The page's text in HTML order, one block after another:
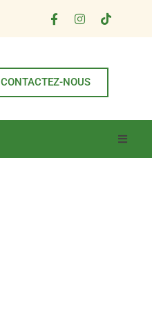
Facebook-
f
Instagram
Tiktok
CONTACTEZ-NOUS